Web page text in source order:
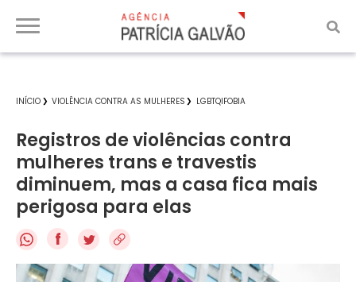
INÍCIO VIOLÊNCIA CONTRA AS MULHERES LGBTQIFOBIA
Registros de violências contra
mulheres trans e travestis
diminuem, mas a casa fica mais
perigosa para elas
f